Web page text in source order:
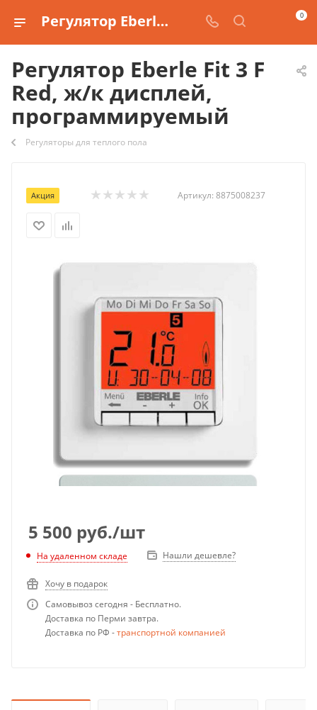
Регулятор Eberle Fit 3 F Red, ж/к дисплей, программируемый купить 0
Регулятор Eberle Fit 3 F
Red, ж/к дисплей,
программируемый
Регуляторы для теплого пола
Акция Артикул: 8875008237
5 500 руб./шт
На удаленном складе Нашли дешевле?
Хочу в подарок
Самовывоз сегодня - Бесплатно.
Доставка по Перми завтра.
Доставка по РФ -транспортной компанией